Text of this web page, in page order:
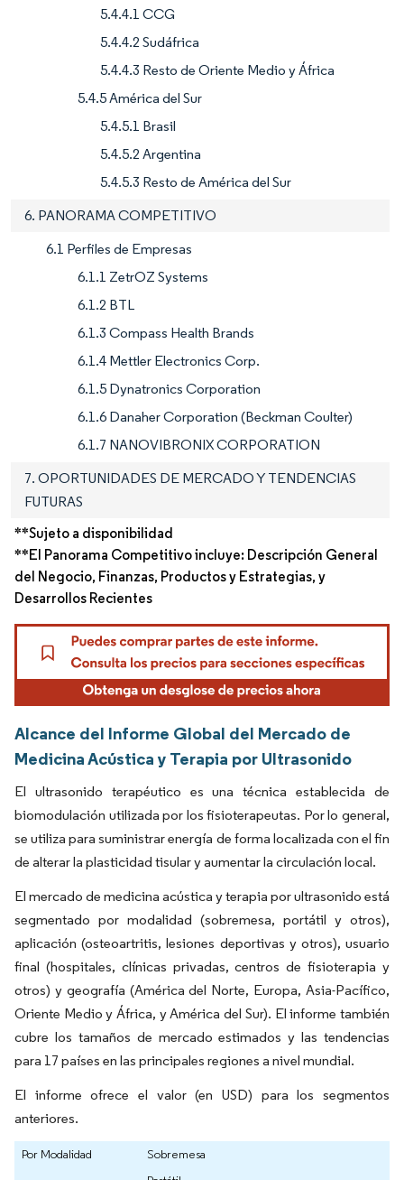
5.4.4.1 CCG
5.4.4.2 Sudáfrica
5.4.4.3 Resto de Oriente Medio y África
5.4.5 América del Sur
5.4.5.1 Brasil
5.4.5.2 Argentina
5.4.5.3 Resto de América del Sur
6. PANORAMA COMPETITIVO
6.1 Perfiles de Empresas
6.1.1 ZetrOZ Systems
6.1.2 BTL
6.1.3 Compass Health Brands
6.1.4 Mettler Electronics Corp.
6.1.5 Dynatronics Corporation
6.1.6 Danaher Corporation (Beckman Coulter)
6.1.7 NANOVIBRONIX CORPORATION
7. OPORTUNIDADES DE MERCADO Y TENDENCIAS
FUTURAS
**Sujeto a disponibilidad
**El Panorama Competitivo incluye: Descripción General
del Negocio, Finanzas, Productos y Estrategias, y
Desarrollos Recientes
Alcance del Informe Global del Mercado de
Medicina Acústica y Terapia por Ultrasonido
El ultrasonido terapéutico es una técnica establecida de
biomodulación utilizada por los fisioterapeutas. Por lo general,
se utiliza para suministrar energía de forma localizada con el fin
de alterar la plasticidad tisular y aumentar la circulación local.
El mercado de medicina acústica y terapia por ultrasonido está
segmentado por modalidad (sobremesa, portátil y otros),
aplicación (osteoartritis, lesiones deportivas y otros), usuario
final (hospitales, clínicas privadas, centros de fisioterapia y
otros) y geografía (América del Norte, Europa, Asia-Pacífico,
Oriente Medio y África, y América del Sur). El informe también
cubre los tamaños de mercado estimados y las tendencias
para 17 países en las principales regiones a nivel mundial.
El informe ofrece el valor (en USD) para los segmentos
anteriores.
Por Modalidad
Sobremesa